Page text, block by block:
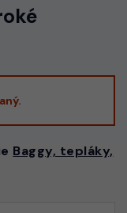
Baggy, tepláky,